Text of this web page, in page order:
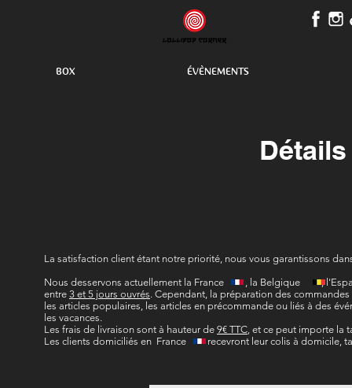
BOX ÉVÈNEMENTS
La satisfaction client étant notre priorité, nous vous garantissons
Nous desservons actuellement la France , la Belgique ,
entre 3 et 5 jours ouvrés. Cependant, la préparation des
les articles populaires, les articles en précommande ou liés à des
les vacances.
Les frais de livraison sont à hauteur de 9€ TTC, et ce peut importe la
Les clients domiciliés en France recevront leur colis à domicile,